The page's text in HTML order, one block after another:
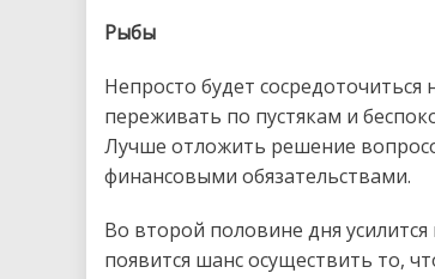
Рыбы
Непросто будет
переживать по пустякам и
Лучше отложить решение
финансовыми обязательствами.
Во второй половине дня
появится шанс осуществить то,